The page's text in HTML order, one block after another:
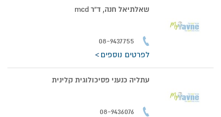
שאלתיאל חנה, ד”ר mcd
08-9437755
לפרטים נוספים
עתליה כנעני פסיכולוגית קלינית
08-9436076